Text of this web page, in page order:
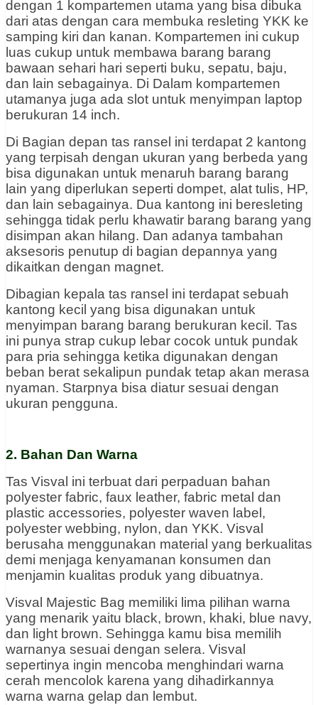
dengan 1 kompartemen utama yang bisa dibuka
dari atas dengan cara membuka resleting YKK ke
samping kiri dan kanan. Kompartemen ini cukup
luas cukup untuk membawa barang barang
bawaan sehari hari seperti buku, sepatu, baju,
dan lain sebagainya. Di Dalam kompartemen
utamanya juga ada slot untuk menyimpan laptop
berukuran 14 inch.
Di Bagian depan tas ransel ini terdapat 2 kantong
yang terpisah dengan ukuran yang berbeda yang
bisa digunakan untuk menaruh barang barang
lain yang diperlukan seperti dompet, alat tulis, HP,
dan lain sebagainya. Dua kantong ini beresleting
sehingga tidak perlu khawatir barang barang yang
disimpan akan hilang. Dan adanya tambahan
aksesoris penutup di bagian depannya yang
dikaitkan dengan magnet.
Dibagian kepala tas ransel ini terdapat sebuah
kantong kecil yang bisa digunakan untuk
menyimpan barang barang berukuran kecil. Tas
ini punya strap cukup lebar cocok untuk pundak
para pria sehingga ketika digunakan dengan
beban berat sekalipun pundak tetap akan merasa
nyaman. Starpnya bisa diatur sesuai dengan
ukuran pengguna.
2. Bahan Dan Warna
Tas Visval ini terbuat dari perpaduan bahan
polyester fabric, faux leather, fabric metal dan
plastic accessories, polyester waven label,
polyester webbing, nylon, dan YKK. Visval
berusaha menggunakan material yang berkualitas
demi menjaga kenyamanan konsumen dan
menjamin kualitas produk yang dibuatnya.
Visval Majestic Bag memiliki lima pilihan warna
yang menarik yaitu black, brown, khaki, blue navy,
dan light brown. Sehingga kamu bisa memilih
warnanya sesuai dengan selera. Visval
sepertinya ingin mencoba menghindari warna
cerah mencolok karena yang dihadirkannya
warna warna gelap dan lembut.